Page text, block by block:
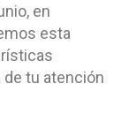
en
esta
de tu atención